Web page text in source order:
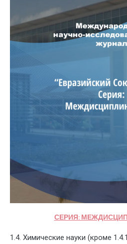
СЕРИЯ:
1.4. Химические науки (кроме